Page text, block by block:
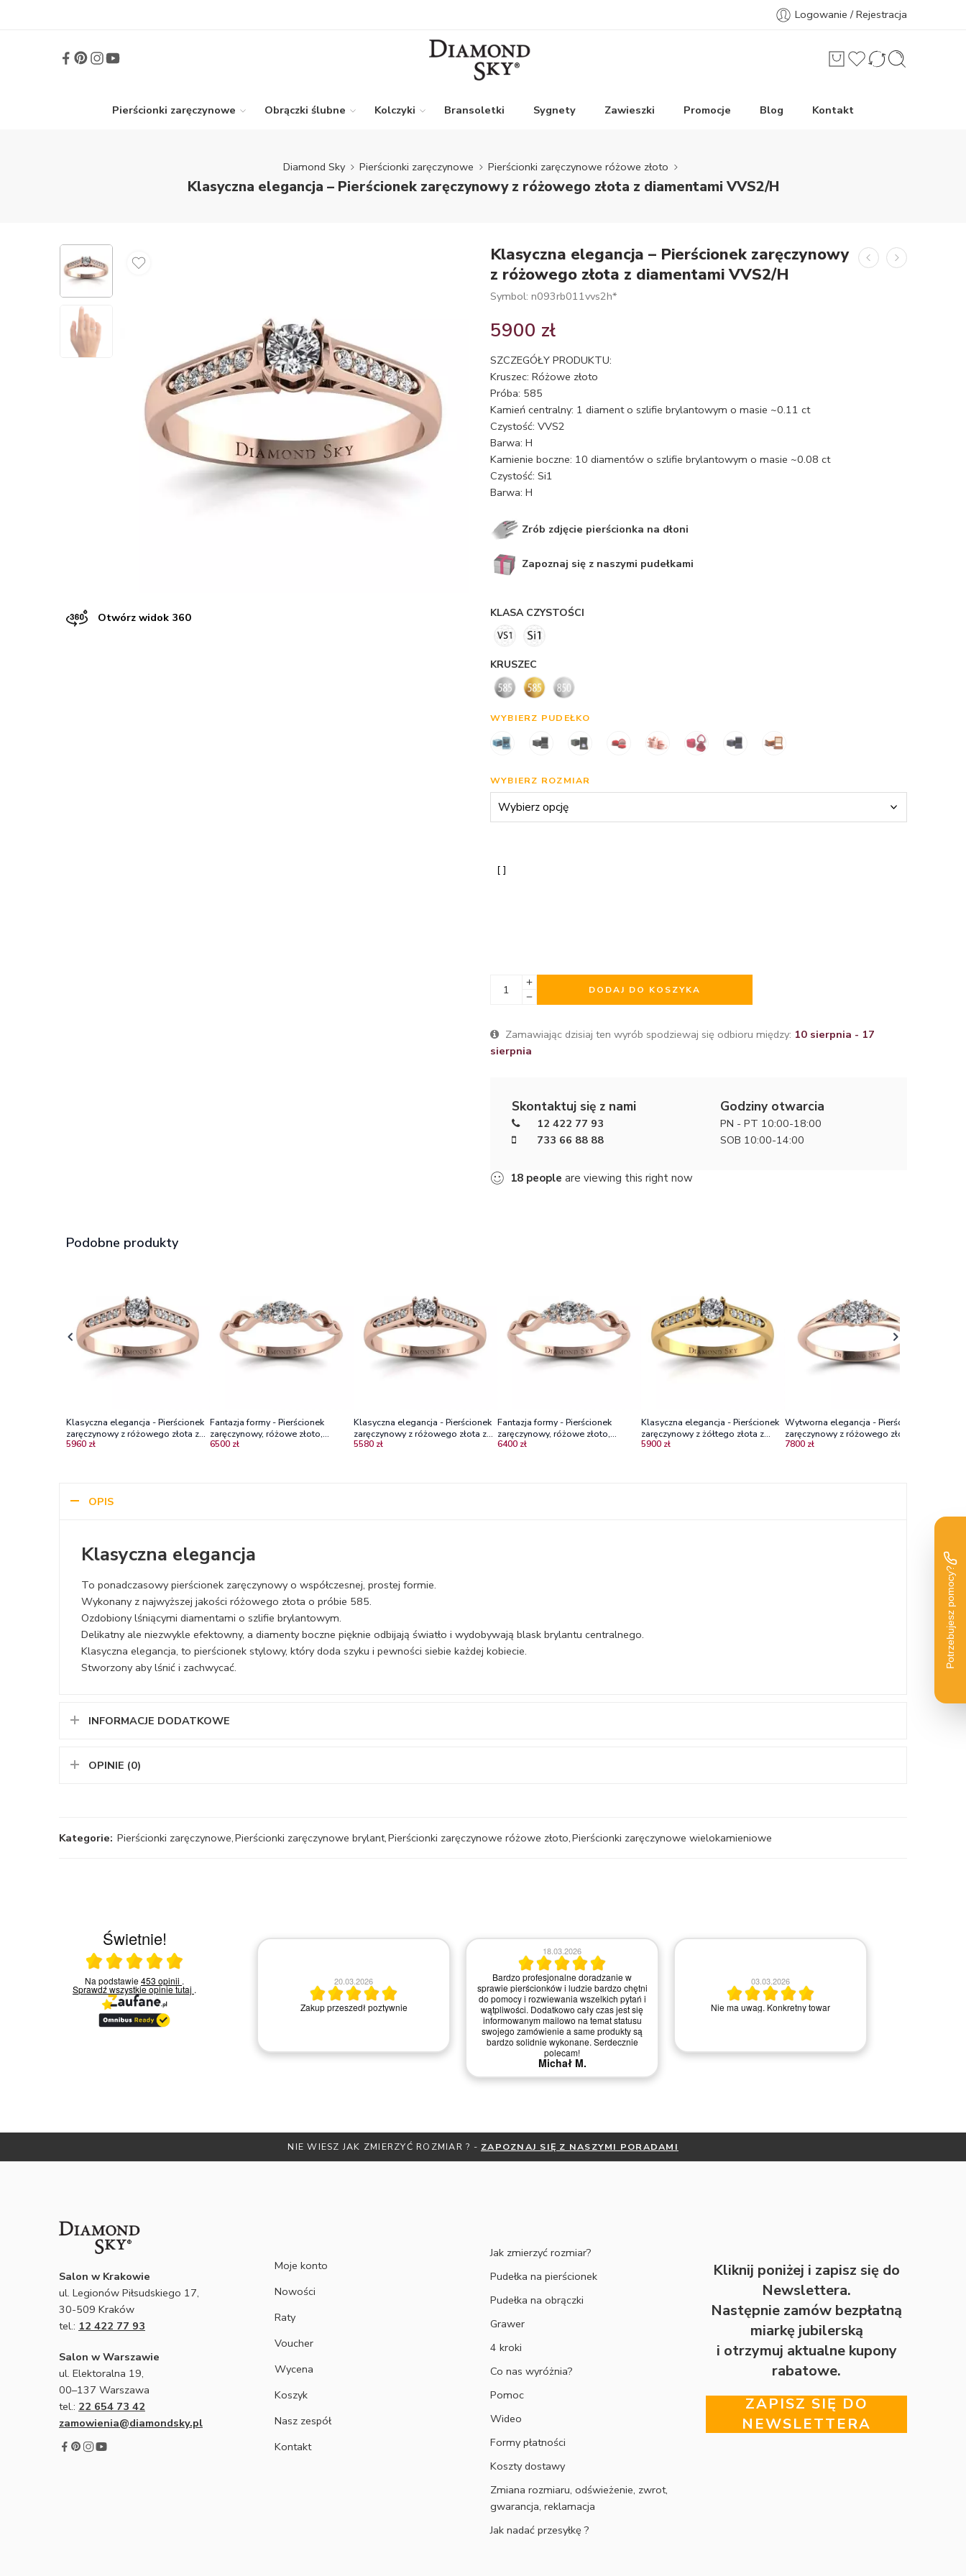
Logowanie / Rejestracja
Pierścionki zaręczynowe Obrączki ślubne Kolczyki Bransoletki Sygnety Zawieszki Promocje Blog Kontakt
Diamond Sky Pierścionki zaręczynowe Pierścionki zaręczynowe różowe złoto
Klasyczna elegancja – Pierścionek zaręczynowy z różowego złota z diamentami VVS2/H
Otwórz widok 360
Klasyczna elegancja – Pierścionek zaręczynowy
z różowego złota z diamentami VVS2/H
Symbol: n093rb011vvs2h*
5900 zł
SZCZEGÓŁY PRODUKTU:
Kruszec: Różowe złoto
Próba: 585
Kamień centralny: 1 diament o szlifie brylantowym o masie ~0.11 ct
Czystość: VVS2
Barwa: H
Kamienie boczne: 10 diamentów o szlifie brylantowym o masie ~0.08 ct
Czystość: Si1
Barwa: H
Zrób zdjęcie pierścionka na dłoni
Zapoznaj się z naszymi pudełkami
KLASA CZYSTOŚCI
KRUSZEC
WYBIERZ PUDEŁKO
WYBIERZ ROZMIAR
DODAJ DO KOSZYKA
Zamawiając dzisiaj ten wyrób spodziewaj się odbioru między: 10 sierpnia - 17
sierpnia
Skontaktuj się z nami
12 422 77 93
733 66 88 88
Godziny otwarcia
PN - PT 10:00-18:00
SOB 10:00-14:00
18 people are viewing this right now
Podobne produkty
Klasyczna elegancja - Pierścionek
zaręczynowy z różowego złota z
diamentami Vs1/F
5960 zł
Fantazja formy - Pierścionek
zaręczynowy, różowe złoto,
diamenty VVS2/H
6500 zł
Klasyczna elegancja - Pierścionek
zaręczynowy z różowego złota z
diamentami
5580 zł
Fantazja formy - Pierścionek
zaręczynowy, różowe złoto,
diamenty VS2/G
6400 zł
Klasyczna elegancja - Pierścionek
zaręczynowy z żółtego złota z
diamentami Vvs2/H
5900 zł
Wytworna elegancja - Pierścionek
zaręczynowy z różowego złota z
diamentami Vs2/G
7800 zł
OPIS
Klasyczna elegancja
To ponadczasowy pierścionek zaręczynowy o współczesnej, prostej formie.
Wykonany z najwyższej jakości różowego złota o próbie 585.
Ozdobiony lśniącymi diamentami o szlifie brylantowym.
Delikatny ale niezwykle efektowny, a diamenty boczne pięknie odbijają światło i wydobywają blask brylantu centralnego.
Klasyczna elegancja, to pierścionek stylowy, który doda szyku i pewności siebie każdej kobiecie.
Stworzony aby lśnić i zachwycać.
INFORMACJE DODATKOWE
OPINIE (0)
Kategorie: Pierścionki zaręczynowe,Pierścionki zaręczynowe brylant,Pierścionki zaręczynowe różowe złoto,Pierścionki zaręczynowe wielokamieniowe
Świetnie!
Ocena średnia 5 na 5
Na podstawie453 opinii .
Sprawdź wszystkie opinietutaj .
23.03.2026
Bardzo miła i kompetentna obsługa.
Polecam
Remigiusz D.
20.03.2026
Zakup przeszedł poztywnie
18.03.2026
Bardzo profesjonalne doradzanie w
sprawie pierścionków i ludzie bardzo chętni
do pomocy i rozwiewania wszelkich pytań i
wątpliwości. Dodatkowo cały czas jest się
informowanym mailowo na temat statusu
swojego zamówienie a same produkty są
bardzo solidnie wykonane. Serdecznie
polecam!
Michał M.
03.03.2026
Nie ma uwag. Konkretny towar
NIE WIESZ JAK ZMIERZYĆ ROZMIAR ? - ZAPOZNAJ SIĘ Z NASZYMI PORADAMI
Salon w Krakowie
ul. Legionów Piłsudskiego 17,
30-509 Kraków
tel.: 12 422 77 93
Salon w Warszawie
ul. Elektoralna 19,
00–137 Warszawa
tel.: 22 654 73 42
zamowienia@diamondsky.pl
Moje konto
Nowości
Raty
Voucher
Wycena
Koszyk
Nasz zespół
Kontakt
Jak zmierzyć rozmiar?
Pudełka na pierścionek
Pudełka na obrączki
Grawer
4 kroki
Co nas wyróżnia?
Pomoc
Wideo
Formy płatności
Koszty dostawy
Zmiana rozmiaru, odświeżenie, zwrot,
gwarancja, reklamacja
Jak nadać przesyłkę ?
Kliknij poniżej i zapisz się do
Newslettera.
Następnie zamów bezpłatną
miarkę jubilerską
i otrzymuj aktualne kupony
rabatowe.
ZAPISZ SIĘ DO
NEWSLETTERA